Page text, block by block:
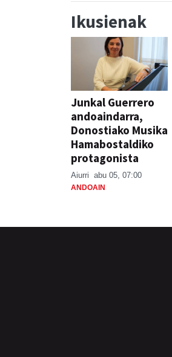
Ikusienak
Junkal Guerrero
andoaindarra,
Donostiako Musika
Hamabostaldiko
protagonista
Aiurri abu 05, 07:00
ANDOAIN